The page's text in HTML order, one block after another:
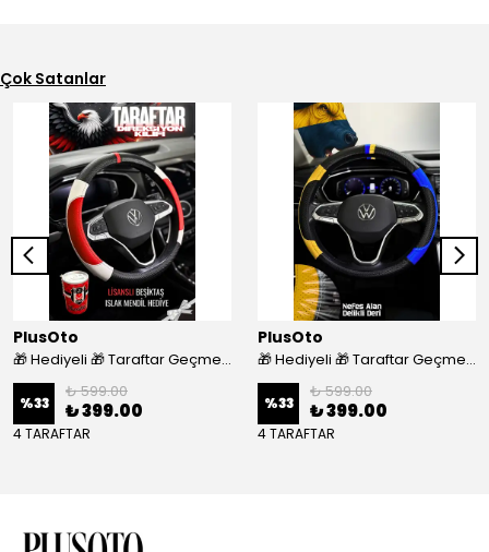
Çok Satanlar
PlusOto
🎁 Hediyeli 🎁 Taraftar Geçmeli Direksiyon Kılıfı - BEŞİKTAŞ
%33
₺ 599.00
₺ 399.00
4 TARAFTAR
PlusOto
🎁 Hediyeli 🎁 Taraftar Geçmeli Direksiyon Kılıfı - FENERBAHÇE
%33
₺ 599.00
₺ 399.00
4 TARAFTAR